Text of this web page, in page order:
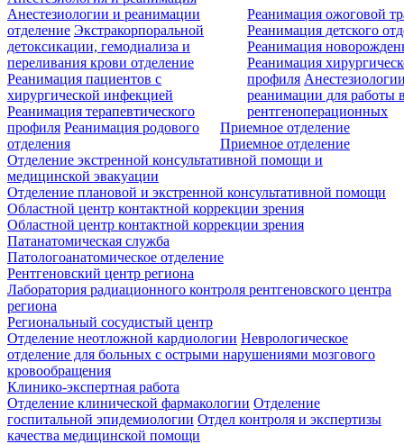
Анестезиологии и реанимации
отделение Экстракорпоральной
детоксикации, гемодиализа и
переливания крови отделение
Реанимация пациентов с
хирургической инфекцией
Реанимация терапевтического
профиля Реанимация родового
отделения
Реанимация ожоговой
Реанимация детского
Реанимация
Реанимация
профиля
реанимации для работы
рентгеноперационных
Приемное отделение
Приемное отделение
Отделение экстренной консультативной помощи и
медицинской эвакуации
Отделение плановой и экстренной консультативной помощи
Областной центр контактной коррекции зрения
Областной центр контактной коррекции зрения
Патанатомическая служба
Патологоанатомическое отделение
Рентгеновский центр региона
Лаборатория радиационного контроля рентгеновского центра
региона
Региональный сосудистый центр
Отделение неотложной кардиологии Неврологическое
отделение для больных с острыми нарушениями мозгового
кровообращения
Клинико-экспертная работа
Отделение клинической фармакологии Отделение
госпитальной эпидемиологии Отдел контроля и экспертизы
качества медицинской помощи